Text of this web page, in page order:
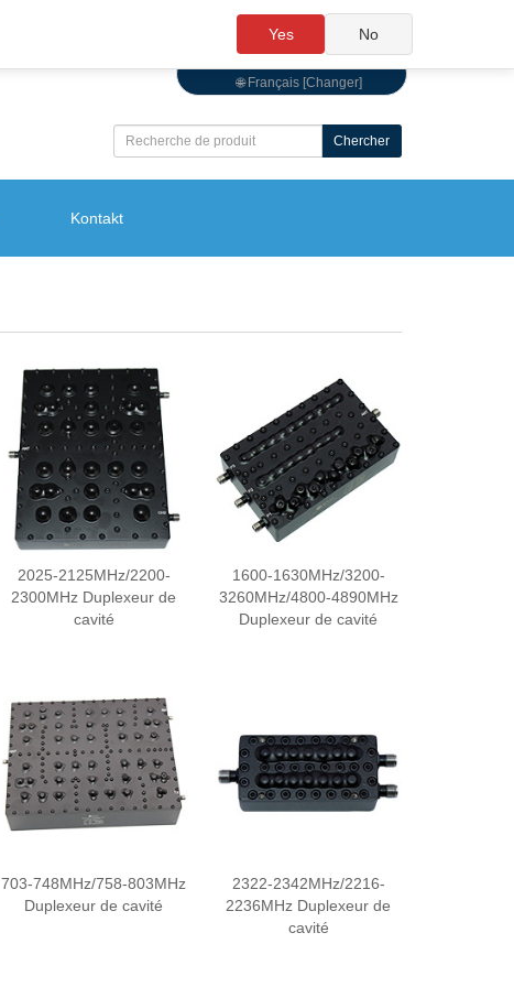
🌐 Français [Changer]
Chercher
Kontakt
2025-2125MHz/2200-
2300MHz Duplexeur de
cavité
1600-1630MHz/3200-
3260MHz/4800-4890MHz
Duplexeur de cavité
703-748MHz/758-803MHz
Duplexeur de cavité
2322-2342MHz/2216-
2236MHz Duplexeur de
cavité
Yes No